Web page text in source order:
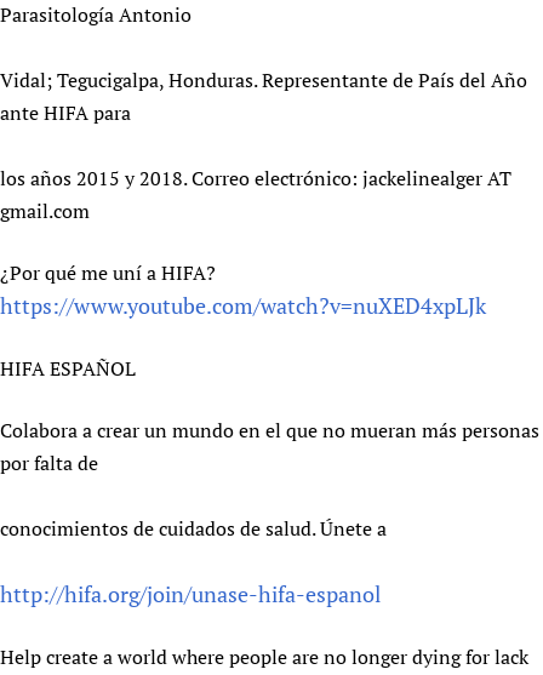
Parasitología Antonio
Vidal; Tegucigalpa, Honduras. Representante de País del Año
ante HIFA para
los años 2015 y 2018. Correo electrónico: jackelinealger AT
gmail.com
¿Por qué me uní a HIFA?
https://www.youtube.com/watch?v=nuXED4xpLJk
HIFA ESPAÑOL
Colabora a crear un mundo en el que no mueran más personas
por falta de
conocimientos de cuidados de salud. Únete a
http://hifa.org/join/unase-hifa-espanol
Help create a world where people are no longer dying for lack